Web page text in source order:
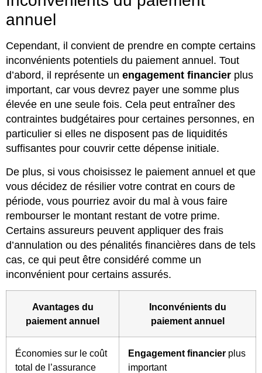
annuel
Cependant, il convient de prendre en compte certains
inconvénients potentiels du paiement annuel. Tout
d’abord, il représente un engagement financier plus
important, car vous devrez payer une somme plus
élevée en une seule fois. Cela peut entraîner des
contraintes budgétaires pour certaines personnes, en
particulier si elles ne disposent pas de liquidités
suffisantes pour couvrir cette dépense initiale.
De plus, si vous choisissez le paiement annuel et que
vous décidez de résilier votre contrat en cours de
période, vous pourriez avoir du mal à vous faire
rembourser le montant restant de votre prime.
Certains assureurs peuvent appliquer des frais
d’annulation ou des pénalités financières dans de tels
cas, ce qui peut être considéré comme un
inconvénient pour certains assurés.
Avantages du
paiement annuel
Inconvénients du
paiement annuel
Économies sur le coût
total de l’assurance
Engagement financier plus
important